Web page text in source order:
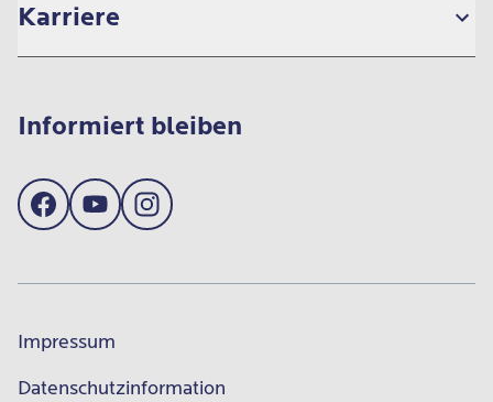
Karriere
Informiert bleiben
Impressum
Datenschutzinformation